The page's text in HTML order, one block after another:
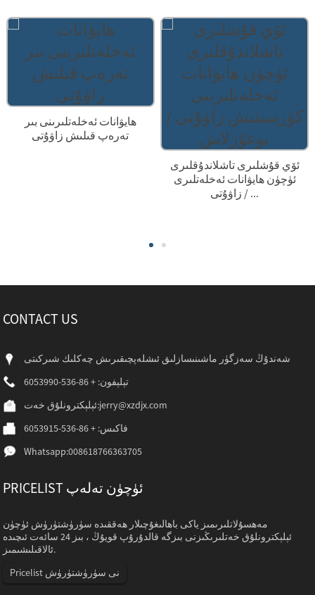
ھايۋانات ئەخلەتلىرىنى بىر
تەرەپ قىلىش زاۋۇتى
ئۆي قۇشلىرى تاشلاندۇقلىرى
ئۈچۈن ھايۋانات ئەخلەتلىرى
زاۋۇتى / ...
CONTACT US
شەندۇڭ سەزگۈر ماشىنىسازلىق ئىشلەپچىقىرىش چەكلىك شىركىتى
تېلېفون: + 86-536-6053990
ئېلېكترونلۇق خەت:jerry@xzdjx.com
فاكىس: + 86-536-6053915
Whatsapp:008618766363705
PRICELIST ئۈچۈن تەلەپ
مەھسۇلاتلىرىمىز ياكى باھالىغۇچىلار ھەققىدە سۈرۈشتۈرۈش ئۈچۈن
ئېلېكترونلۇق خەتلىرىڭىزنى بىزگە قالدۇرۇپ قويۇڭ ، بىز 24 سائەت ئىچىدە
ئالاقىلىشىمىز.
Pricelist نى سۈرۈشتۈرۈش